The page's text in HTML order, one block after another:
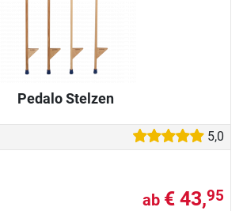
Pedalo Stelzen
5,0
ab € 43,95